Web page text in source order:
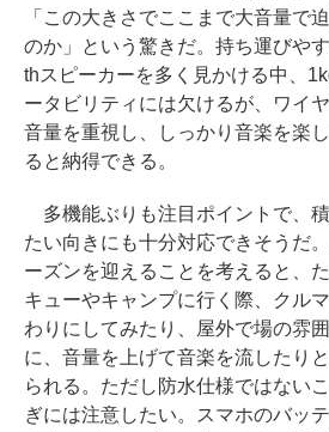
「この大きさでここまで大音量で
のか」という驚きだ。持ち運びや
thスピーカーを多く見かける中、
ータビリティには欠けるが、ワイ
音量を重視し、しっかり音楽を楽
ると納得できる。
多機能ぶりも注目ポイントで、
たい向きにも十分対応できそうだ
ーズンを迎えることを考えると、
キューやキャンプに行く際、クル
わりにしてみたり、屋外で場の雰
に、音量を上げて音楽を流したり
られる。ただし防水仕様ではない
ぎには注意したい。スマホのバッ